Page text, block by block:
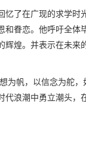
忆了在广现的求学时
和眷恋。他呼吁全体
辉煌。并表示在未来
为帆，以信念为舵，
代浪潮中勇立潮头，